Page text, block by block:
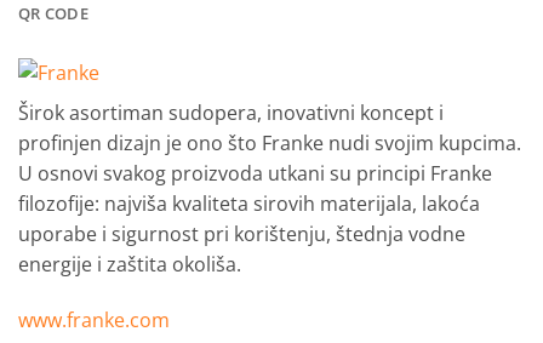
QR CODE
Širok asortiman sudopera, inovativni koncept i
profinjen dizajn je ono što Franke nudi svojim kupcima.
U osnovi svakog proizvoda utkani su principi Franke
filozofije: najviša kvaliteta sirovih materijala, lakoća
uporabe i sigurnost pri korištenju, štednja vodne
energije i zaštita okoliša.
www.franke.com